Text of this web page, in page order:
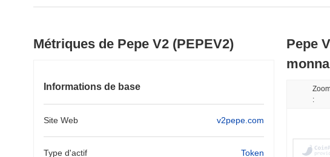
Métriques de Pepe V2 (PEPEV2)
Informations de base
Site Web v2pepe.com
Type d'actif Token
Pepe
: